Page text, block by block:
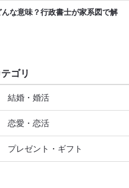
んな意味？行政書士が家系図で解
ゴリ
結婚・婚活
恋愛・恋活
プレゼント・ギフト